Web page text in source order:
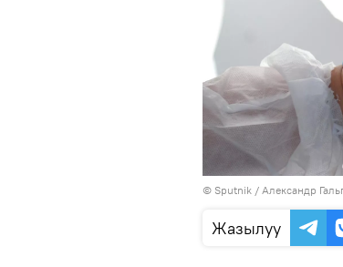
© Sputnik / Александр
Жазылуу